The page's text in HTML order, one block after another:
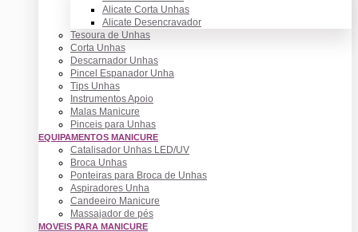
Alicate Corta Unhas
Alicate Desencravador
Tesoura de Unhas
Corta Unhas
Descarnador Unhas
Pincel Espanador Unha
Tips Unhas
Instrumentos Apoio
Malas Manicure
Pinceis para Unhas
EQUIPAMENTOS MANICURE
Catalisador Unhas LED/UV
Broca Unhas
Ponteiras para Broca de Unhas
Aspiradores Unha
Candeeiro Manicure
Massajador de pés
MOVEIS PARA MANICURE